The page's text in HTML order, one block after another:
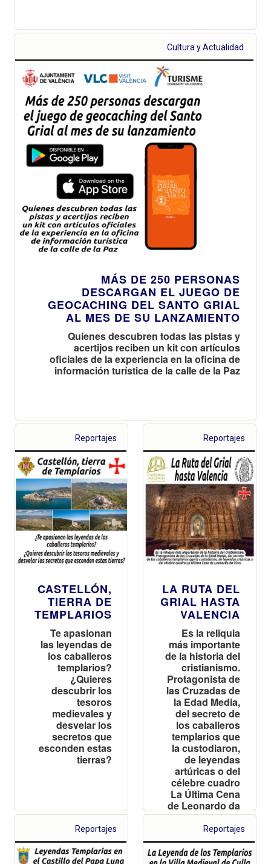
Cultura y Actualidad
MÁS DE 250 PERSONAS
DESCARGAN EL JUEGO DE
GEOCACHING DEL SANTO GRIAL
AL MES DE SU LANZAMIENTO
Quienes descubren todas las pistas y
acertijos reciben un kit con artículos
oficiales de la experiencia en la oficina de
información turística de la calle de la Paz
Reportajes
CASTELLÓN,
TIERRA DE
TEMPLARIOS
Te apasionan
las leyendas de
los caballeros
templarios?
¿Quieres
descubrir los
tesoros
medievales y
desvelar los
secretos que
esconden estas
tierras?
Reportajes
LA RUTA DEL
GRIAL HASTA
VALENCIA
Es la reliquia
más importante
de la historia del
cristianismo.
Protagonista de
las Cruzadas de
la Edad Media,
del secreto de
los caballeros
templarios que
la custodiaron,
de leyendas
artúricas o del
célebre cuadro
La Última Cena
de Leonardo da
Vinci
Reportajes Reportajes